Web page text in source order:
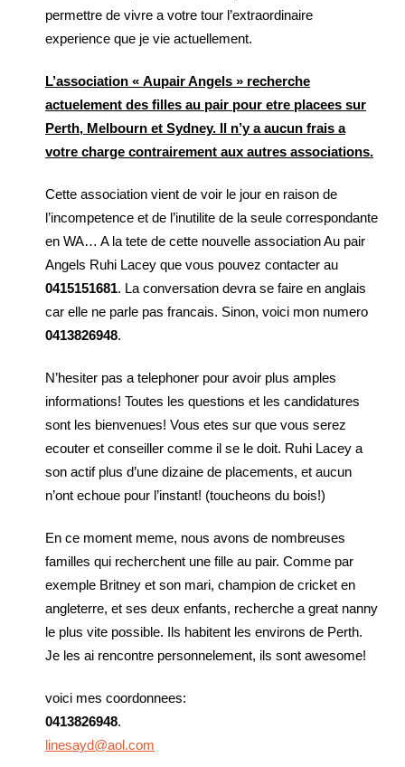
permettre de vivre a votre tour l’extraordinaire
experience que je vie actuellement.
L’association « Aupair Angels » recherche
actuelement des filles au pair pour etre placees sur
Perth, Melbourn et Sydney. Il n’y a aucun frais a
votre charge contrairement aux autres associations.
Cette association vient de voir le jour en raison de
l’incompetence et de l’inutilite de la seule correspondante
en WA… A la tete de cette nouvelle association Au pair
Angels Ruhi Lacey que vous pouvez contacter au
0415151681. La conversation devra se faire en anglais
car elle ne parle pas francais. Sinon, voici mon numero
0413826948.
N’hesiter pas a telephoner pour avoir plus amples
informations! Toutes les questions et les candidatures
sont les bienvenues! Vous etes sur que vous serez
ecouter et conseiller comme il se le doit. Ruhi Lacey a
son actif plus d’une dizaine de placements, et aucun
n’ont echoue pour l’instant! (toucheons du bois!)
En ce moment meme, nous avons de nombreuses
familles qui recherchent une fille au pair. Comme par
exemple Britney et son mari, champion de cricket en
angleterre, et ses deux enfants, recherche a great nanny
le plus vite possible. Ils habitent les environs de Perth.
Je les ai rencontre personnelement, ils sont awesome!
voici mes coordonnees:
0413826948.
linesayd@aol.com